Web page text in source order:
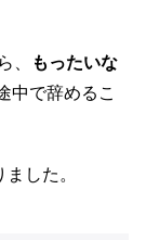
、
もったいな
中で辞めるこ
した。